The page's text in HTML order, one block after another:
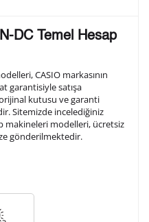
ile formda belirtmiş
10/ 10
DC Temel Hesap
CASIO markasının
garantisiyle satışa
kutusu ve garanti
Sitemizde incelediğiniz
makineleri modelleri, ücretsiz
gönderilmektedir.